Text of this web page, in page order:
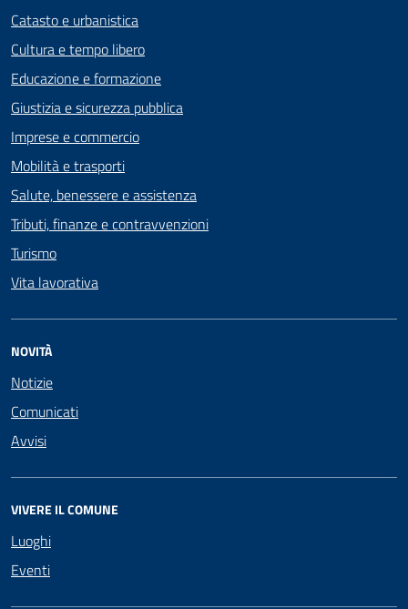
Catasto e urbanistica
Cultura e tempo libero
Educazione e formazione
Giustizia e sicurezza pubblica
Imprese e commercio
Mobilità e trasporti
Salute, benessere e assistenza
Tributi, finanze e contravvenzioni
Turismo
Vita lavorativa
NOVITÀ
Notizie
Comunicati
Avvisi
VIVERE IL COMUNE
Luoghi
Eventi